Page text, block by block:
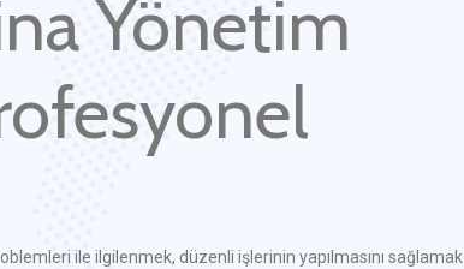
Yönetim
ile ilgilenmek, düzenli işlerinin yapılmasını sağlamak